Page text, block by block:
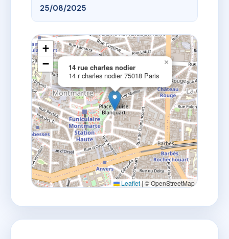
25/08/2025
14 rue charles nodier
14 r charles nodier 75018 Paris
×
+
−
Leaflet | © OpenStreetMap